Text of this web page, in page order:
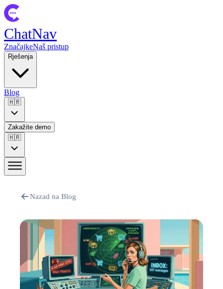
ChatNav
ZnačajkeNaš pristup
Rješenja
Blog
🇭🇷
Zakažite demo
🇭🇷
Nazad na Blog